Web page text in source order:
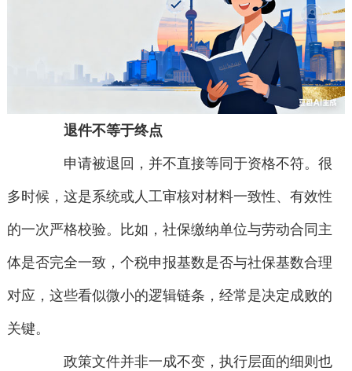
退件不等于终点
申请被退回，并不直接等同于资格不符。很
多时候，这是系统或人工审核对材料一致性、有效性
的一次严格校验。比如，社保缴纳单位与劳动合同主
体是否完全一致，个税申报基数是否与社保基数合理
对应，这些看似微小的逻辑链条，经常是决定成败的
关键。
政策文件并非一成不变，执行层面的细则也